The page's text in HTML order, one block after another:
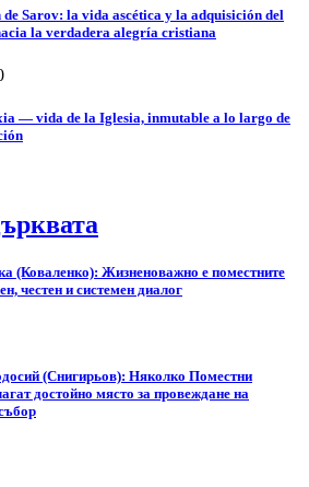
Sarov: la vida ascética y la adquisición del
la verdadera alegría cristiana
— vida de la Iglesia, inmutable a lo largo de
(Коваленко): Жизненоважно е поместните
честен и системен диалог
(Снигирьов): Няколко Поместни
достойно място за провеждане на